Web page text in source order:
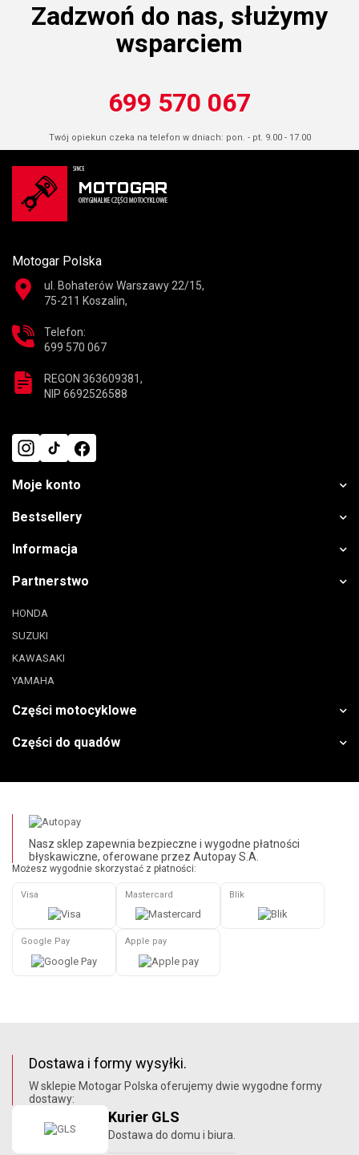
Zadzwoń do nas, służymy
wsparciem
699 570 067
Twój opiekun czeka na telefon w dniach: pon. - pt. 9.00 - 17.00
Motogar Polska
ul. Bohaterów Warszawy 22/15,
75-211 Koszalin,
Telefon:
699 570 067
REGON 363609381,
NIP 6692526588
Moje konto
Bestsellery
Informacja
Partnerstwo
HONDA
SUZUKI
KAWASAKI
YAMAHA
Części motocyklowe
Części do quadów
Nasz sklep zapewnia bezpieczne i wygodne płatności
błyskawiczne, oferowane przez Autopay S.A.
Możesz wygodnie skorzystać z płatności:
Visa Mastercard Blik
Google Pay Apple pay
Dostawa i formy wysyłki.
W sklepie Motogar Polska oferujemy dwie wygodne formy
dostawy:
Kurier GLS
Dostawa do domu i biura.